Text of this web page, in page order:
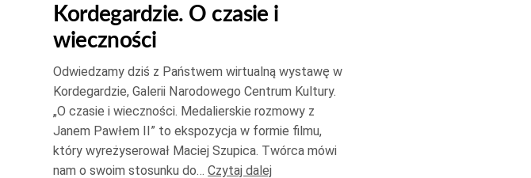
dołu
aby
zwiększyć
lub
Kordegardzie. O czasie i
wieczności
Odwiedzamy dziś z Państwem wirtualną wystawę w
Kordegardzie, Galerii Narodowego Centrum Kultury.
„O czasie i wieczności. Medalierskie rozmowy z
Janem Pawłem II” to ekspozycja w formie filmu,
który wyreżyserował Maciej Szupica. Twórca mówi
nam o swoim stosunku do…Czytaj dalej